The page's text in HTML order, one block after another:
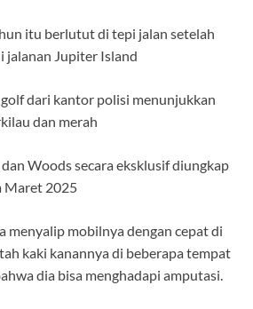
menyalip mobilnya dengan cepat di
kaki kanannya di beberapa tempat
dia bisa menghadapi amputasi.